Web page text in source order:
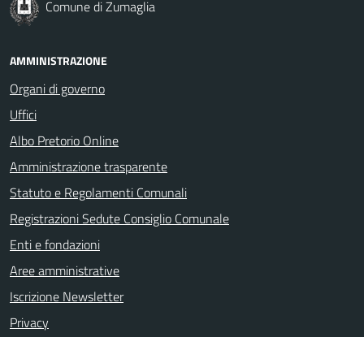
Comune di Zumaglia
AMMINISTRAZIONE
Organi di governo
Uffici
Albo Pretorio Online
Amministrazione trasparente
Statuto e Regolamenti Comunali
Registrazioni Sedute Consiglio Comunale
Enti e fondazioni
Aree amministrative
Iscrizione Newsletter
Privacy